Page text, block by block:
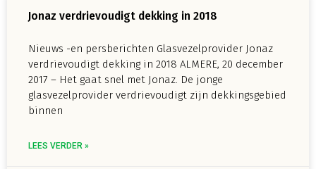
Jonaz verdrievoudigt dekking in 2018
Nieuws -en persberichten Glasvezelprovider Jonaz
verdrievoudigt dekking in 2018 ALMERE, 20 december
2017 – Het gaat snel met Jonaz. De jonge
glasvezelprovider verdrievoudigt zijn dekkingsgebied
binnen
LEES VERDER »